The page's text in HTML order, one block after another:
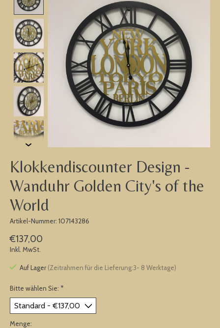
Klokkendiscounter Design -
Wanduhr Golden City's of the
World
Artikel-Nummer: 107143286
€137,00
Inkl. MwSt.
Auf Lager (Zeitrahmen für die Lieferung:3- 8 Werktage)
Bitte wählen Sie: *
Menge: